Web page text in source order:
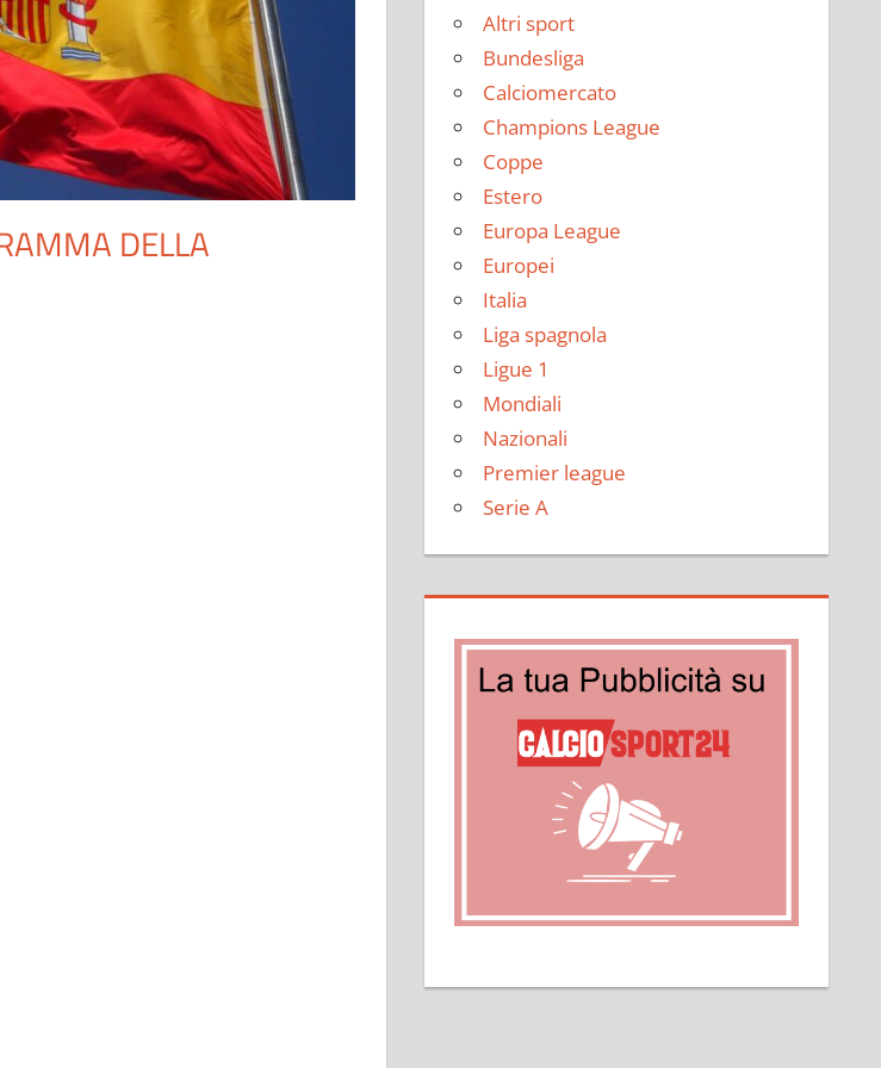
DELLA
Altri sport
Bundesliga
Calciomercato
Champions League
Coppe
Estero
Europa League
Europei
Italia
Liga spagnola
Ligue 1
Mondiali
Nazionali
Premier league
Serie A